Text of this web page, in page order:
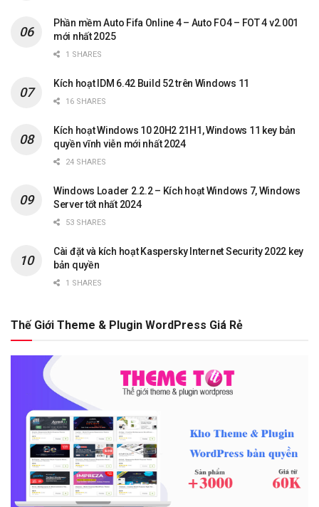
Phần mềm Auto Fifa Online 4 – Auto FO4 – FOT 4 v2.001
mới nhất 2025
1 SHARES
Kích hoạt IDM 6.42 Build 52 trên Windows 11
16 SHARES
Kích hoạt Windows 10 20H2 21H1, Windows 11 key bản
quyền vĩnh viễn mới nhất 2024
24 SHARES
Windows Loader 2.2.2 – Kích hoạt Windows 7, Windows
Server tốt nhất 2024
53 SHARES
Cài đặt và kích hoạt Kaspersky Internet Security 2022 key
bản quyền
1 SHARES
Thế Giới Theme & Plugin WordPress Giá Rẻ